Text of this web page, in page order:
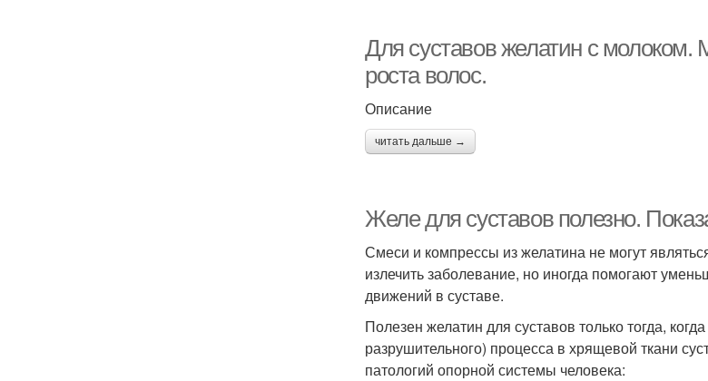
Для суставов желатин с молоком.
роста волос.
Описание
читать дальше →
Желе для суставов полезно.
Смеси и компрессы из желатина не могут
излечить заболевание, но иногда помогают
движений в суставе.
Полезен желатин для суставов только тогда,
разрушительного) процесса в хрящевой ткани
патологий опорной системы человека: